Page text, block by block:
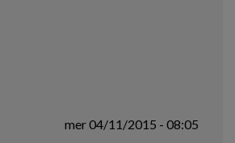
mer 04/11/2015 - 08:05